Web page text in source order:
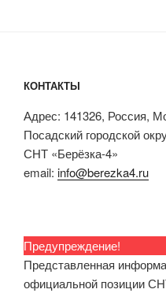
КОНТАКТЫ
Адрес: 141326, Россия,
Посадский городской
СНТ «Берёзка-4»
email: info@berezka4.ru
Предупреждение!
Представленная
официальной позиции